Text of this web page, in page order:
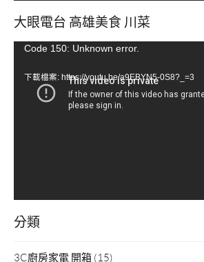
大眼電台 高雄美食 川菜
視Code 150: Unknown error.
下載檔案: https://youtu.be/a9EBYN5-0S8?_=3
分類
3C廚房家電 開箱 (15)